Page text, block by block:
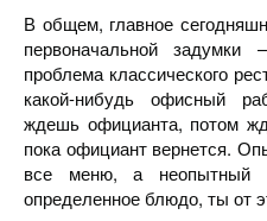
В общем, главное
первоначальной
проблема классического
какой-нибудь офисный
ждешь официанта, потом
пока официант вернется.
все меню, а неопытный
определенное блюдо, ты от